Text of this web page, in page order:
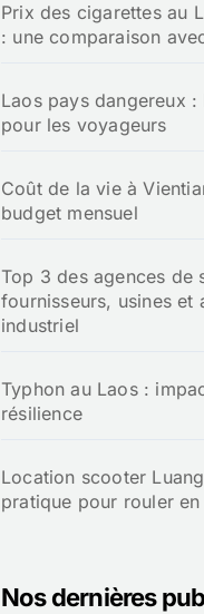
Prix des cigarettes au
: une comparaison
Laos pays dangereux
pour les voyageurs
Coût de la vie à
budget mensuel
Top 3 des agences de
fournisseurs, usines et
industriel
Typhon au Laos :
résilience
Location scooter
pratique pour rouler
Nos dernières